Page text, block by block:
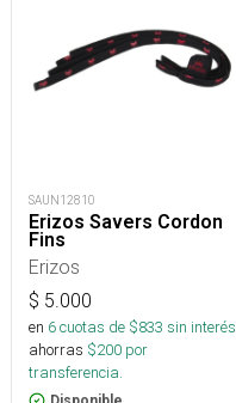
SAUN12810
Erizos Savers Cordon
Fins
Erizos
$ 5.000
en 6cuotas de $833 sin interés
ahorras $200 por
transferencia.